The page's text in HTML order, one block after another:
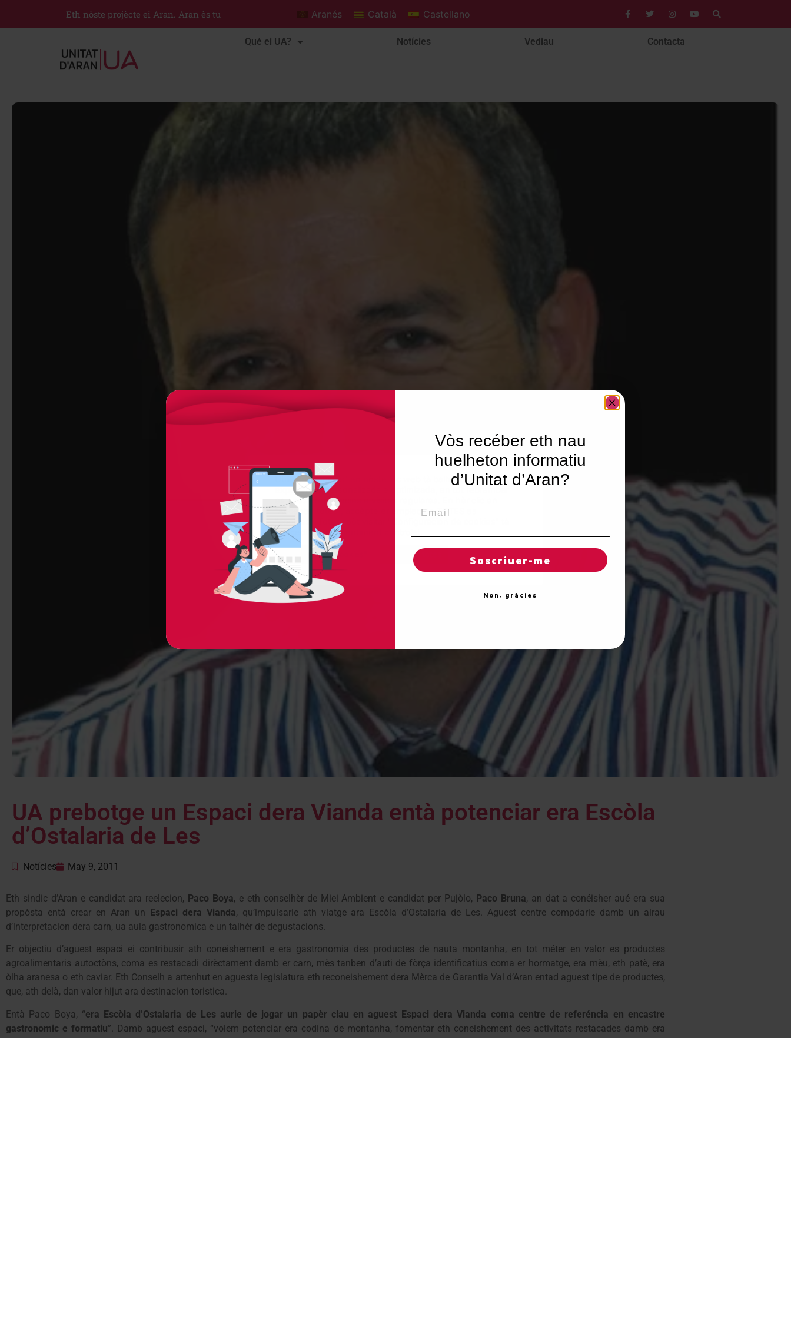
Eth nòste projècte ei Aran. Aran ès tu Aranés Català Castellano
Qué ei UA? Notícies Vediau Contacta
UA prebotge un Espaci dera Vianda entà potenciar era Escòla
d’Ostalaria de Les
Notícies May 9, 2011
Eth sindic d’Aran e candidat ara reelecion, Paco Boya, e eth conselhèr de Miei Ambient e candidat per Pujòlo, Paco Bruna, an dat a conéisher aué era sua
propòsta entà crear en Aran un Espaci dera Vianda, qu’impulsarie ath viatge ara Escòla d’Ostalaria de Les. Aguest centre compdarie damb un airau
d’interpretacion dera carn, ua aula gastronomica e un talhèr de degustacions.
Er objectiu d’aguest espaci ei contribusir ath coneishement e era gastronomia des productes de nauta montanha, en tot méter en valor es productes
agroalimentaris autoctòns, coma es restacadi dirèctament damb er carn, mès tanben d’auti de fòrça identificatius coma er hormatge, era mèu, eth patè, era
òlha aranesa o eth caviar. Eth Conselh a artenhut en aguesta legislatura eth reconeishement dera Mèrca de Garantia Val d’Aran entad aguest tipe de productes,
que, ath delà, dan valor hijut ara destinacion toristica.
Entà Paco Boya, “era Escòla d’Ostalaria de Les aurie de jogar un papèr clau en aguest Espaci dera Vianda coma centre de referéncia en encastre
gastronomic e formatiu”. Damb aguest espaci, “volem potenciar era codina de montanha, fomentar eth coneishement des activitats restacades damb era
Utilisam "cookies" en nòste lòc web tà balhar ar usuari ua
experiéncia personalizada e optimizada, en tot rebrembar
es sues preferéncies e visites regulares. En hèr clic en
"Acceptar totes", accèpte er emplec de TOTES es
"cookies". Totun, pòt visitar "Configuracion de cookies" tà
concedir un consentiment controlat.
Reglatges de "cookies" Acceptar totes
Vòs recéber eth nau
huelheton informatiu
d’Unitat d’Aran?
Soscriuer-me
Non, gràcies